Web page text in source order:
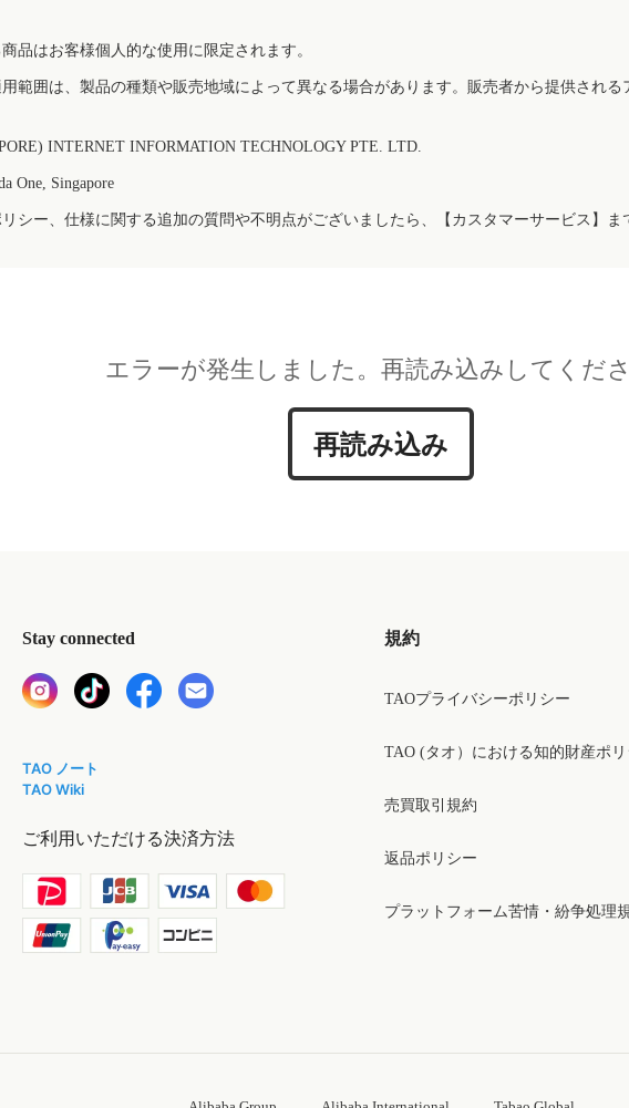
品はお客様個人的な使用に限定されます。
範囲は、製品の種類や販売地域によって異なる場合があります。販売者から提供され
INTERNET INFORMATION TECHNOLOGY PTE. LTD.
One, Singapore
シー、仕様に関する追加の質問や不明点がございましたら、【カスタマーサービス】
エラーが発生しました。再読み込みしてくだ
再読み込み
Stay connected
TAO ノート
TAO Wiki
ご利用いただける決済方法
規約
TAOプライバシーポリシー
TAO (タオ）における知的財産ポ
売買取引規約
返品ポリシー
プラットフォーム苦情・紛争処理